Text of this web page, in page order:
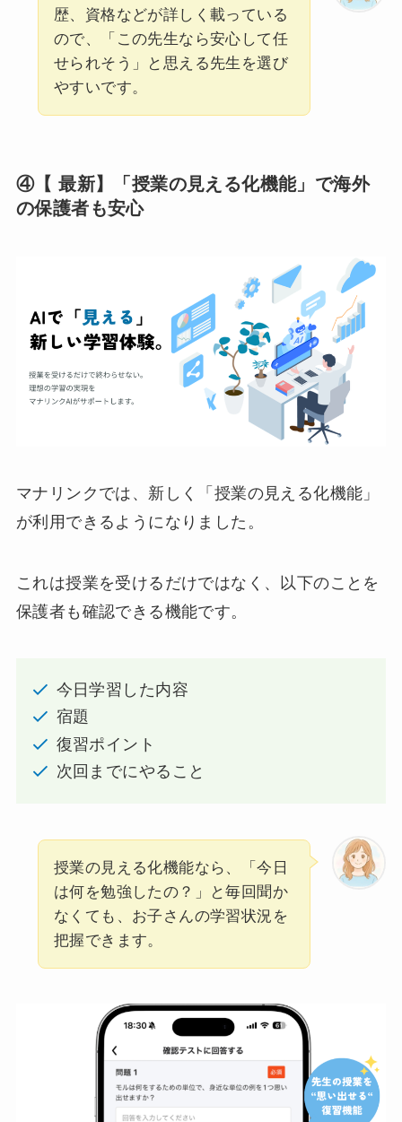
歴、資格などが詳しく載っている
ので、「この先生なら安心して任
せられそう」と思える先生を選び
やすいです。
④【 最新】「授業の見える化機能」で海外
の保護者も安心
マナリンクでは、新しく「授業の見える化機能」
が利用できるようになりました。
これは授業を受けるだけではなく、以下のことを
保護者も確認できる機能です。
今日学習した内容
宿題
復習ポイント
次回までにやること
授業の見える化機能なら、「今日
は何を勉強したの？」と毎回聞か
なくても、お子さんの学習状況を
把握できます。